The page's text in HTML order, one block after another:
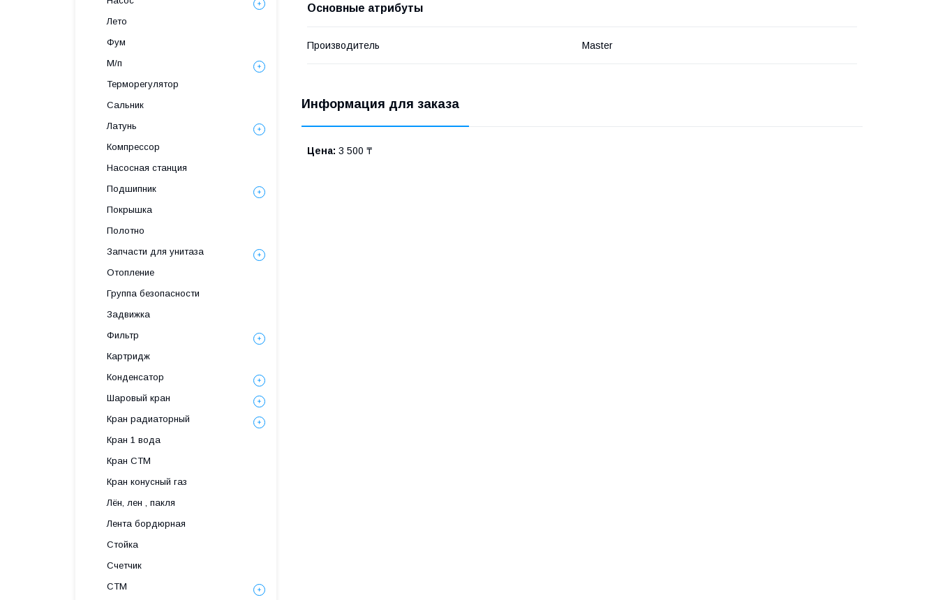
Основные атрибуты
Производитель Master
Информация для заказа
Цена: 3 500 ₸
Лето
Фум
М/п
Терморегулятор
Сальник
Латунь
Компрессор
Насосная станция
Подшипник
Покрышка
Полотно
Запчасти для унитаза
Отопление
Группа безопасности
Задвижка
Фильтр
Картридж
Конденсатор
Шаровый кран
Кран радиаторный
Кран 1 вода
Кран СТМ
Кран конусный газ
Лён, лен , пакля
Лента бордюрная
Стойка
Счетчик
СТМ